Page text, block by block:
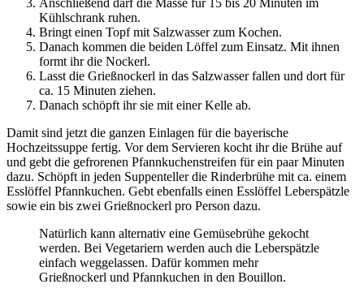
Anschließend darf die Masse für 15 bis 20 Minuten im
Kühlschrank ruhen.
Bringt einen Topf mit Salzwasser zum Kochen.
Danach kommen die beiden Löffel zum Einsatz. Mit ihnen
formt ihr die Nockerl.
Lasst die Grießnockerl in das Salzwasser fallen und dort für
ca. 15 Minuten ziehen.
Danach schöpft ihr sie mit einer Kelle ab.
Damit sind jetzt die ganzen Einlagen für die bayerische
Hochzeitssuppe fertig. Vor dem Servieren kocht ihr die Brühe auf
und gebt die gefrorenen Pfannkuchenstreifen für ein paar Minuten
dazu. Schöpft in jeden Suppenteller die Rinderbrühe mit ca. einem
Esslöffel Pfannkuchen. Gebt ebenfalls einen Esslöffel Leberspätzle
sowie ein bis zwei Grießnockerl pro Person dazu.
Natürlich kann alternativ eine Gemüsebrühe gekocht
werden. Bei Vegetariern werden auch die Leberspätzle
einfach weggelassen. Dafür kommen mehr
Grießnockerl und Pfannkuchen in den Bouillon.